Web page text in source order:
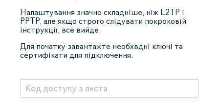
Налаштування значно складніше, ніж L2TP і
PPTP, але якщо строго слідувати покроковій
інструкції, все вийде.
Для початку завантажте необхвдні ключі та
сертифікати для підключення.